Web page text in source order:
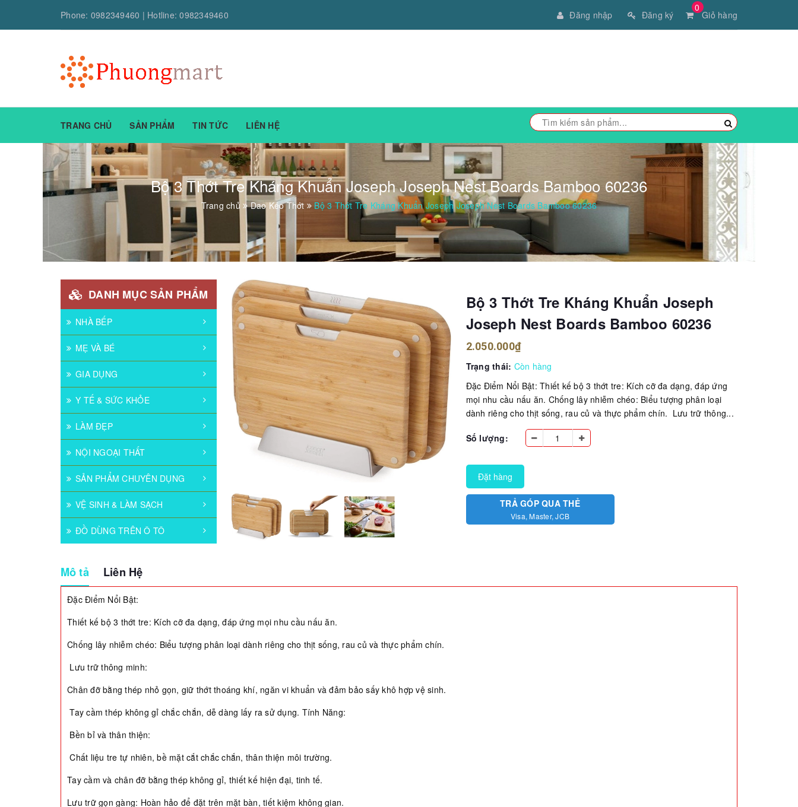
Phone: 0982349460 | Hotline:0982349460
0
Giỏ hàng
Đăng nhập Đăng ký
TRANG CHỦ SẢN PHẨM TIN TỨC LIÊN HỆ
Bộ 3 Thớt Tre Kháng Khuẩn Joseph Joseph Nest Boards Bamboo 60236
Trang chủ Dao Kéo Thớt Bộ 3 Thớt Tre Kháng Khuẩn Joseph Joseph Nest Boards Bamboo 60236
DANH MỤC SẢN PHẨM
NHÀ BẾP
MẸ VÀ BÉ
GIA DỤNG
Y TẾ & SỨC KHỎE
LÀM ĐẸP
NỘI NGOẠI THẤT
SẢN PHẨM CHUYÊN DỤNG
VỆ SINH & LÀM SẠCH
ĐỒ DÙNG TRÊN Ô TÔ
Bộ 3 Thớt Tre Kháng Khuẩn Joseph
Joseph Nest Boards Bamboo 60236
2.050.000₫
Trạng thái: Còn hàng
Đặc Điểm Nổi Bật: Thiết kế bộ 3 thớt tre: Kích cỡ đa dạng, đáp ứng
mọi nhu cầu nấu ăn. Chống lây nhiễm chéo: Biểu tượng phân loại
dành riêng cho thịt sống, rau củ và thực phẩm chín. Lưu trữ thông...
Số lượng:
Đặt hàng
TRẢ GÓP QUA THẺ
Visa, Master, JCB
Mô tả Liên Hệ
Đặc Điểm Nổi Bật:
Thiết kế bộ 3 thớt tre: Kích cỡ đa dạng, đáp ứng mọi nhu cầu nấu ăn.
Chống lây nhiễm chéo: Biểu tượng phân loại dành riêng cho thịt sống, rau củ và thực phẩm chín.
Lưu trữ thông minh:
Chân đỡ bằng thép nhỏ gọn, giữ thớt thoáng khí, ngăn vi khuẩn và đảm bảo sấy khô hợp vệ sinh.
Tay cầm thép không gỉ chắc chắn, dễ dàng lấy ra sử dụng. Tính Năng:
Bền bỉ và thân thiện:
Chất liệu tre tự nhiên, bề mặt cắt chắc chắn, thân thiện môi trường.
Tay cầm và chân đỡ bằng thép không gỉ, thiết kế hiện đại, tinh tế.
Lưu trữ gọn gàng: Hoàn hảo để đặt trên mặt bàn, tiết kiệm không gian.